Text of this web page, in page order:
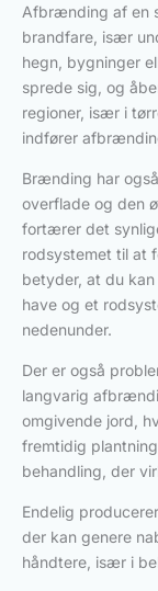
Afbrænding af en
brandfare, især
hegn, bygninger
sprede sig, og
regioner, især i
indfører
Brænding har
overflade og den
fortærer det
rodsystemet til at
betyder, at du
have og et
nedenunder.
Der er også
langvarig
omgivende jord,
fremtidig
behandling, der
Endelig
der kan genere
håndtere, især i